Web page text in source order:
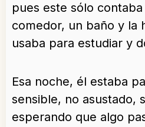
pues este sólo
comedor, un baño y la
usaba para estudiar y
Esa noche, él estaba
sensible, no asustado,
esperando que algo